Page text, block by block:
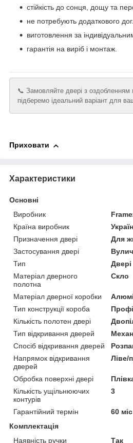
стійкість до сонця, дощу та
не потребують додаткового
виготовлення за
гарантія на виріб і монтаж.
📞 Замовляйте двері з
підберемо ідеальний варіант для
Приховати
Характеристики
Основні
Виробник
Країна виробник
Призначення двері
Для
Застосування двері
Тип
Двері
Матеріал дверного
полотна
Скло
Матеріал дверної коробки
Тип конструкції короба
Кількість полотен двері
Тип відкривання дверей
Спосіб відкривання дверей
Напрямок відкривання
дверей
Ліве/
Обробка поверхні двері
Кількість ущільнюючих
контурів
3
Гарантійний термін
60 міс
Комплектація
Наявність ручки
Так